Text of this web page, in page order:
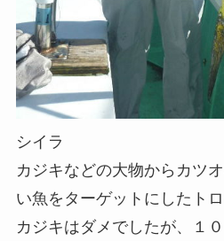
シイラ
カジキなどの大物からカツ
い魚をターゲットにしたト
カジキはダメでしたが、１